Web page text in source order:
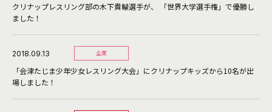
クリナップレスリング部の木下貴輪選手が、 「世界大学選手権」で優勝し
ました！
2018.09.13 企業
「会津たじま少年少女レスリング大会」にクリナップキッズから10名が出
場しました！